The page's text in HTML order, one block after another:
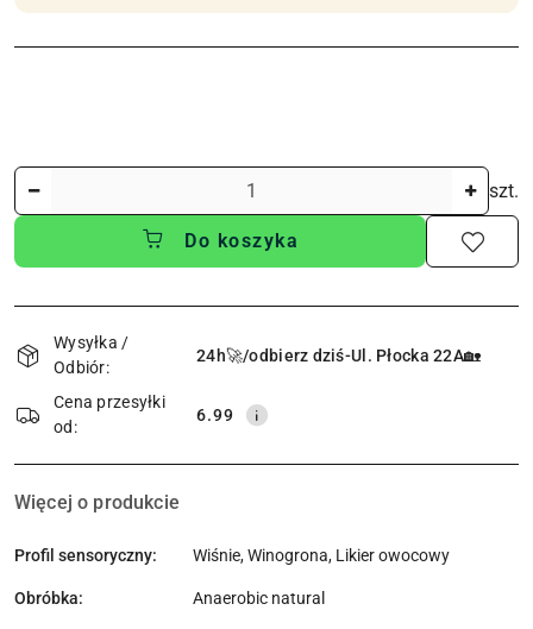
szt.
Do koszyka
Dostępność
i
dostawa
Wysyłka /
Odbiór:
24h🚀/odbierz dziś-Ul. Płocka 22A🏡
Cena przesyłki
od:
6.99
Więcej o produkcie
Profil sensoryczny: Wiśnie, Winogrona, Likier owocowy
Obróbka: Anaerobic natural